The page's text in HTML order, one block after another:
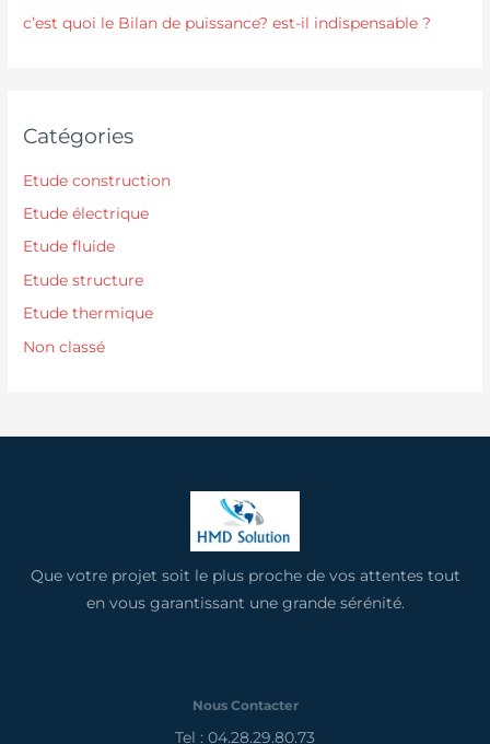
c’est quoi le Bilan de puissance? est-il indispensable ?
Catégories
Etude construction
Etude électrique
Etude fluide
Etude structure
Etude thermique
Non classé
Que votre projet soit le plus proche de vos attentes tout
en vous garantissant une grande sérénité.
Nous Contacter
Tel : 04.28.29.80.73